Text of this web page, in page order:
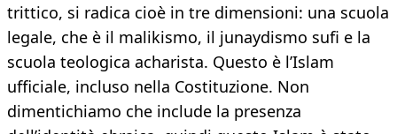
trittico, si radica cioè in tre dimensioni: una scuola
legale, che è il malikismo, il junaydismo sufi e la
scuola teologica acharista. Questo è l’Islam
ufficiale, incluso nella Costituzione. Non
dimentichiamo che include la presenza